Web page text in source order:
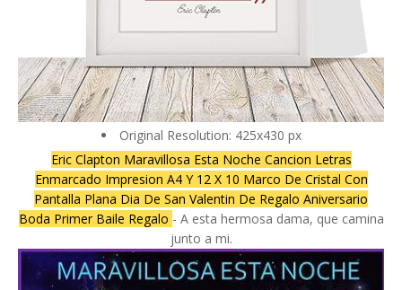
Original Resolution: 425x430 px
Eric Clapton Maravillosa Esta Noche Cancion Letras
Enmarcado Impresion A4 Y 12 X 10 Marco De Cristal Con
Pantalla Plana Dia De San Valentin De Regalo Aniversario
Boda Primer Baile Regalo - A esta hermosa dama, que camina
junto a mi.